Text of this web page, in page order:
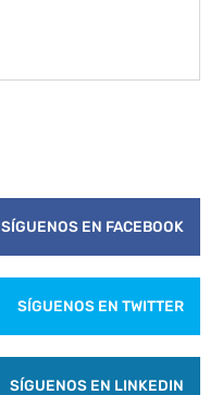
SÍGUENOS EN FACEBOOK
SÍGUENOS EN TWITTER
SÍGUENOS EN LINKEDIN